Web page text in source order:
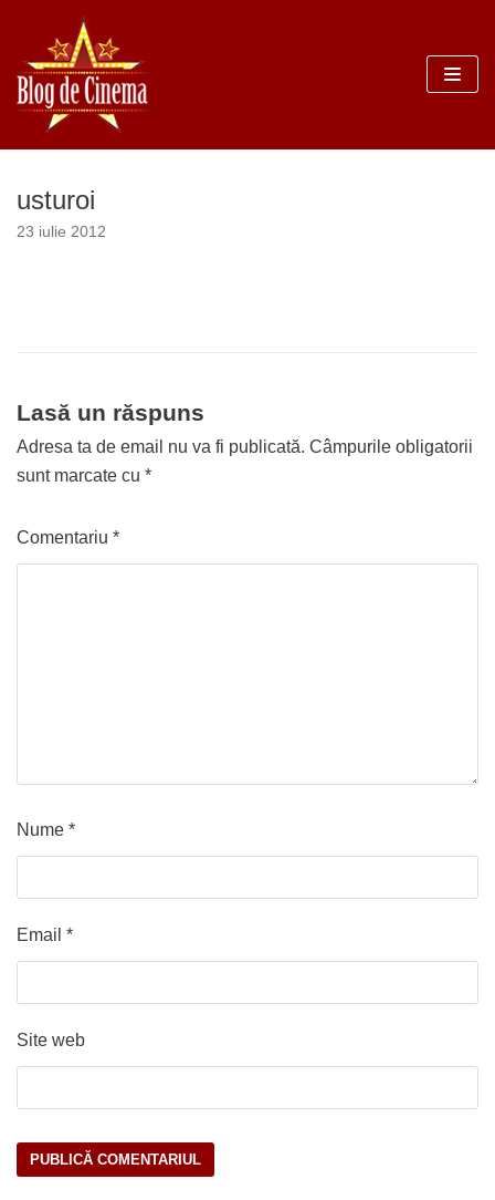
Sari
la
conținut
usturoi
23 iulie 2012
Lasă un răspuns
Adresa ta de email nu va fi publicată. Câmpurile obligatorii
sunt marcate cu *
Comentariu *
Nume *
Email *
Site web